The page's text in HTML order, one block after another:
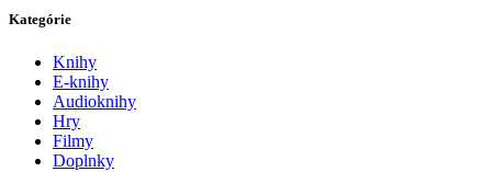
Kategórie
Knihy
E-knihy
Audioknihy
Hry
Filmy
Doplnky